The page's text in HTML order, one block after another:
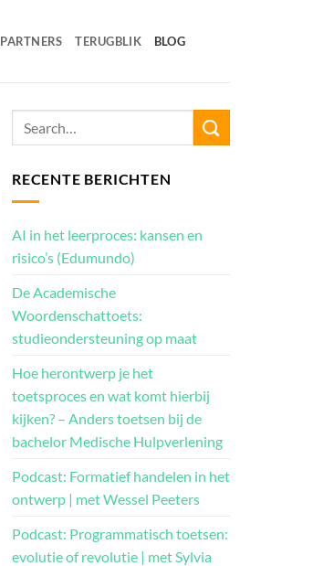
PARTNERS TERUGBLIK BLOG
RECENTE BERICHTEN
AI in het leerproces: kansen en
risico’s (Edumundo)
De Academische
Woordenschattoets:
studieondersteuning op maat
Hoe herontwerp je het
toetsproces en wat komt hierbij
kijken? – Anders toetsen bij de
bachelor Medische Hulpverlening
Podcast: Formatief handelen in het
ontwerp | met Wessel Peeters
Podcast: Programmatisch toetsen:
evolutie of revolutie | met Sylvia